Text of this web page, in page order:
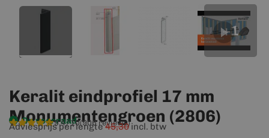
+1
Keralit eindprofiel 17 mm
Monumentengroen (2806)
Op voorraad
9,4/10(906 reviews)
Adviesprijs per lengte45,30incl. btw